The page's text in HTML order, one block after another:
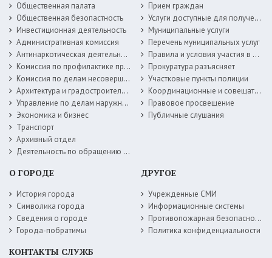
Общественная палата
Общественная безопастность
Инвестиционная деятельность
Административная комиссия
Антинаркотическая деятельность
Комиссия по профилактике правонарушений
Комиссия по делам несовершеннолетних
Архитектура и градостроительство
Управление по делам наружной рекламы
Экономика и бизнес
Транспорт
Архивный отдел
Деятельность по обращению с животными без владельцев
Прием граждан
Услуги доступные для получения в электронной форме
Муниципальные услуги
Перечень муниципальных услуг
Правила и условия участия в жилищных программах
Прокуратура разъясняет
Участковые пункты полиции
Координационные и совещательные органы
Правовое просвещение
Публичные слушания
О ГОРОДЕ
История города
Символика города
Сведения о городе
Города-побратимы
ДРУГОЕ
Учрежденные СМИ
Информационные системы
Противопожарная безопасность
Политика конфиденциальности
КОНТАКТЫ СЛУЖБ